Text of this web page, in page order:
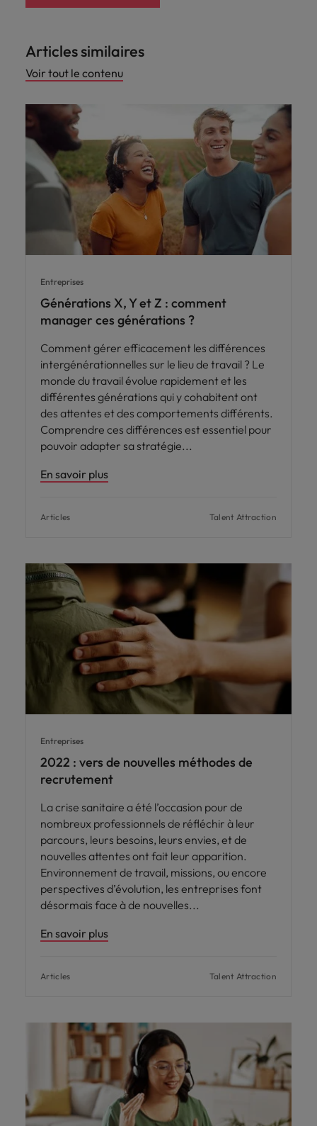
Articles similaires
Voir tout le contenu
Entreprises
Générations X, Y et Z : comment
manager ces générations ?
Comment gérer efficacement les différences
intergénérationnelles sur le lieu de travail ? Le
monde du travail évolue rapidement et les
différentes générations qui y cohabitent ont
des attentes et des comportements différents.
Comprendre ces différences est essentiel pour
pouvoir adapter sa stratégie
En savoir plus
Articles Talent Attraction
Entreprises
2022 : vers de nouvelles méthodes de
recrutement
La crise sanitaire a été l’occasion pour de
nombreux professionnels de réfléchir à leur
parcours, leurs besoins, leurs envies, et de
nouvelles attentes ont fait leur apparition.
Environnement de travail, missions, ou encore
perspectives d’évolution, les entreprises font
désormais face à de nouvelles
En savoir plus
Articles Talent Attraction